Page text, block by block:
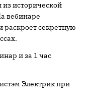
исторической
вебинаре
раскроет секретную
и за 1 час
Электрик при